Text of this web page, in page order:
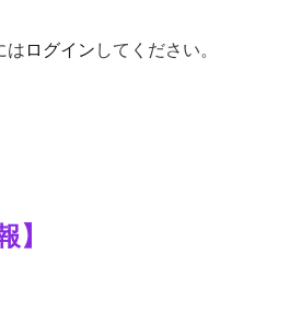
は ログイン してください。
】